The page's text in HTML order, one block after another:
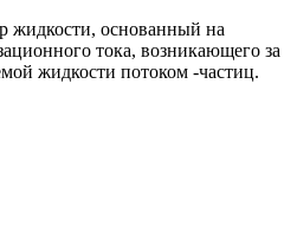
жидкости, основанный на
тока, возникающего за
жидкости потоком -частиц.